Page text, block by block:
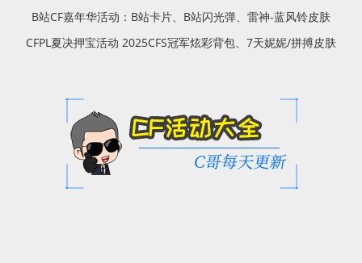
B站CF嘉年华活动：B站卡片、B站闪光弹、雷神-蓝风铃皮肤
CFPL夏决押宝活动 2025CFS冠军炫彩背包、7天妮妮/拼搏皮肤